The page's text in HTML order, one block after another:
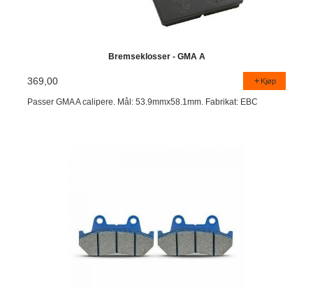
Bremseklosser - GMA A
369,00 Kjøp
Passer GMA A calipere. Mål: 53.9mmx58.1mm. Fabrikat: EBC